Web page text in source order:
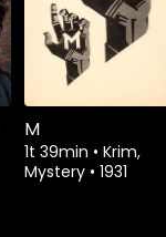
M
1t 39min • Krim,
Mystery • 1931